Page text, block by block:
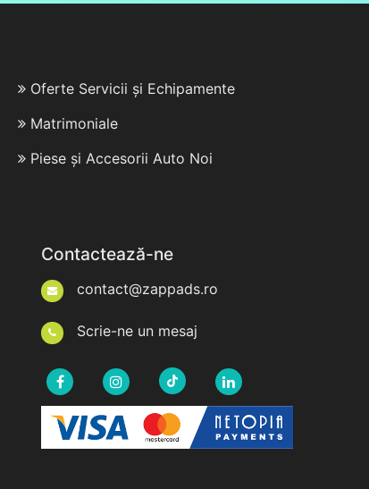
Oferte Servicii și Echipamente
Matrimoniale
Piese și Accesorii Auto Noi
Contactează-ne
contact@zappads.ro
Scrie-ne un mesaj